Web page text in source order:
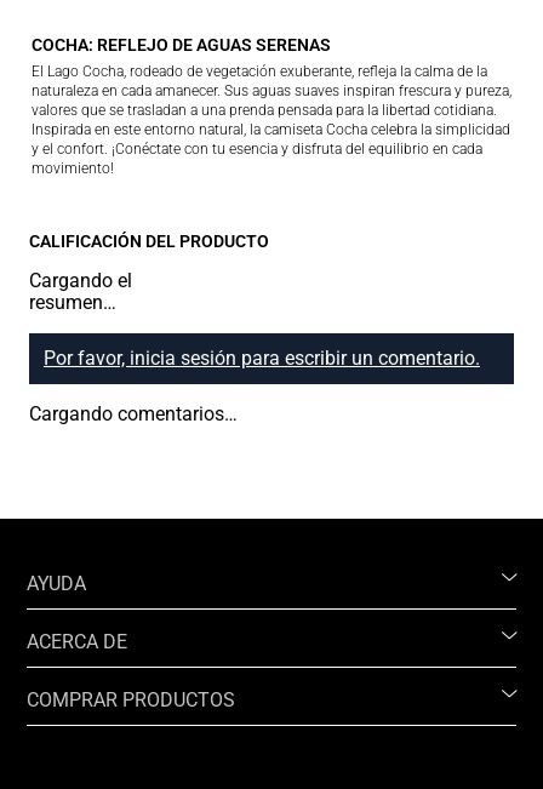
COCHA: REFLEJO DE AGUAS SERENAS
El Lago Cocha, rodeado de vegetación exuberante, refleja la calma de la
naturaleza en cada amanecer. Sus aguas suaves inspiran frescura y pureza,
valores que se trasladan a una prenda pensada para la libertad cotidiana.
Inspirada en este entorno natural, la camiseta Cocha celebra la simplicidad
y el confort. ¡Conéctate con tu esencia y disfruta del equilibrio en cada
movimiento!
CALIFICACIÓN DEL PRODUCTO
Cargando el
resumen…
Por favor, inicia sesión para escribir un comentario.
Cargando comentarios…
AYUDA
ACERCA DE
COMPRAR PRODUCTOS